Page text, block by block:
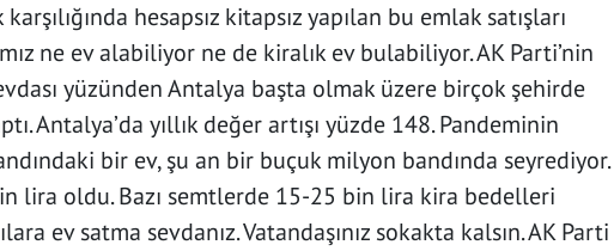
hesapsız kitapsız yapılan bu emlak satışları
ne ev alabiliyor ne de kiralık ev bulabiliyor. AK Parti’nin
yüzünden Antalya başta olmak üzere birçok şehirde
Antalya’da yıllık değer artışı yüzde 148. Pandeminin
bir ev, şu an bir buçuk milyon bandında seyrediyor.
lira oldu. Bazı semtlerde 15-25 bin lira kira bedelleri
ev satma sevdanız. Vatandaşınız sokakta kalsın. AK Parti